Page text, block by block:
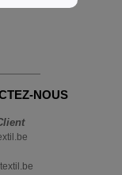
NOUS